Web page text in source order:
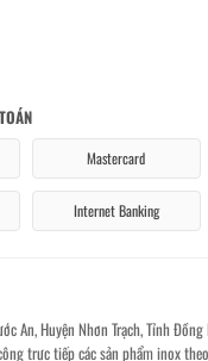
Mastercard
Internet Banking
An, Huyện Nhơn Trạch, Tỉnh Đồng
trực tiếp các sản phẩm inox